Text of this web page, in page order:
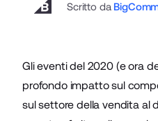
Scritto da
Gli eventi del 2020 (e ora
profondo impatto sul
sul settore della vendita al